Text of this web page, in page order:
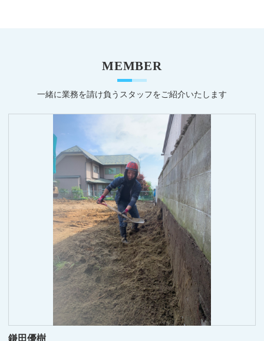
一緒に業務を請け負うスタッフをご紹介いたします
MEMBER
鎌田優樹